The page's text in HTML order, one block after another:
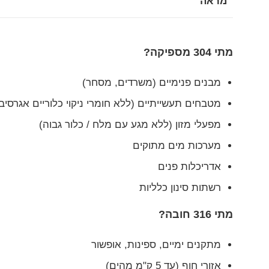
מתי 304 מספיקה?
מבנים פנימיים (משרדים, מסחר)
מטבחים תעשייתיים (ללא חומרי ניקוי כלוריים
מפעלי מזון (ללא מגע עם מלח / כלור גבוה)
מערכות מים מתוקים
אדריכלות פנים
רשתות סינון כלליות
מתי 316 חובה?
מתקנים ימיים, ספינות, אופשור
אזורי חוף (עד 5 ק"מ מהים)